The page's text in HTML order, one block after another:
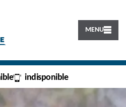
MENU
indisponible